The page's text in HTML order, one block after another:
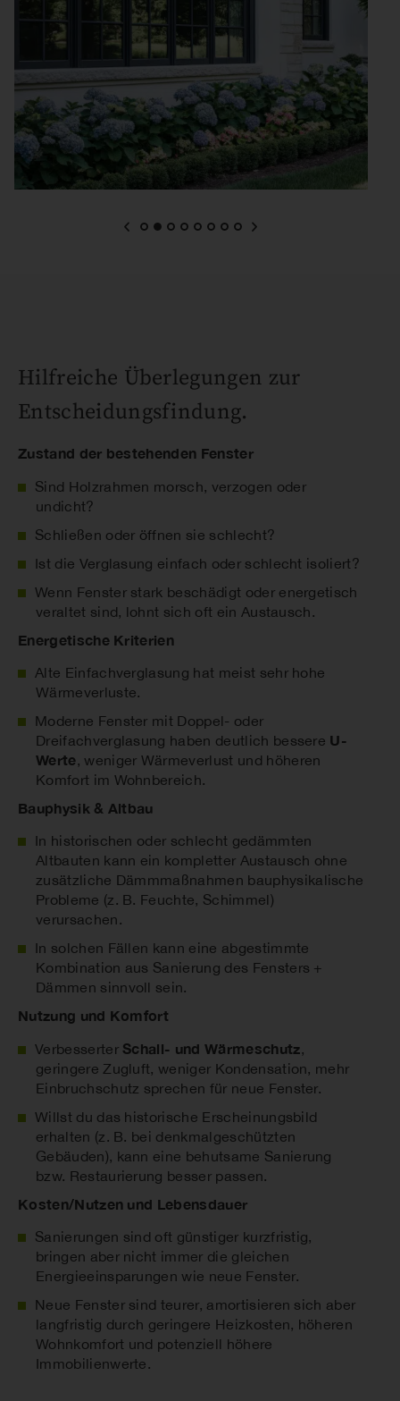
Hilfreiche Überlegungen zur
Entscheidungsfindung.
Zustand der bestehenden Fenster
Sind Holzrahmen morsch, verzogen oder
undicht?
Schließen oder öffnen sie schlecht?
Ist die Verglasung einfach oder schlecht isoliert?
Wenn Fenster stark beschädigt oder energetisch
veraltet sind, lohnt sich oft ein Austausch.
Energetische Kriterien
Alte Einfachverglasung hat meist sehr hohe
Wärmeverluste.
Moderne Fenster mit Doppel- oder
Dreifachverglasung haben deutlich bessere U-
Werte, weniger Wärmeverlust und höheren
Komfort im Wohnbereich.
Bauphysik & Altbau
In historischen oder schlecht gedämmten
Altbauten kann ein kompletter Austausch ohne
zusätzliche Dämmmaßnahmen bauphysikalische
Probleme (z. B. Feuchte, Schimmel)
verursachen.
In solchen Fällen kann eine abgestimmte
Kombination aus Sanierung des Fensters +
Dämmen sinnvoll sein.
Nutzung und Komfort
Verbesserter Schall- und Wärmeschutz,
geringere Zugluft, weniger Kondensation, mehr
Einbruchschutz sprechen für neue Fenster.
Willst du das historische Erscheinungsbild
erhalten (z. B. bei denkmalgeschützten
Gebäuden), kann eine behutsame Sanierung
bzw. Restaurierung besser passen.
Kosten/Nutzen und Lebensdauer
Sanierungen sind oft günstiger kurzfristig,
bringen aber nicht immer die gleichen
Energieeinsparungen wie neue Fenster.
Neue Fenster sind teurer, amortisieren sich aber
langfristig durch geringere Heizkosten, höheren
Wohnkomfort und potenziell höhere
Immobilienwerte.